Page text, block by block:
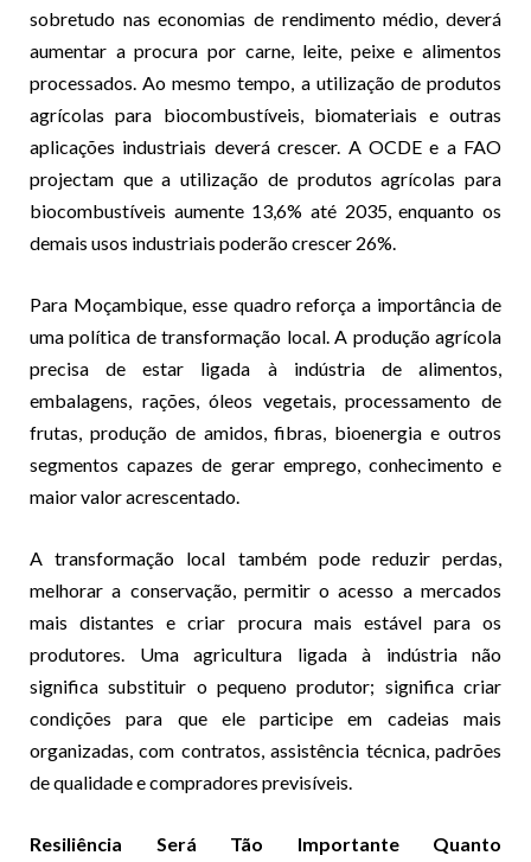
sobretudo nas economias de rendimento médio, deverá
aumentar a procura por carne, leite, peixe e alimentos
processados. Ao mesmo tempo, a utilização de produtos
agrícolas para biocombustíveis, biomateriais e outras
aplicações industriais deverá crescer. A OCDE e a FAO
projectam que a utilização de produtos agrícolas para
biocombustíveis aumente 13,6% até 2035, enquanto os
demais usos industriais poderão crescer 26%.
Para Moçambique, esse quadro reforça a importância de
uma política de transformação local. A produção agrícola
precisa de estar ligada à indústria de alimentos,
embalagens, rações, óleos vegetais, processamento de
frutas, produção de amidos, fibras, bioenergia e outros
segmentos capazes de gerar emprego, conhecimento e
maior valor acrescentado.
A transformação local também pode reduzir perdas,
melhorar a conservação, permitir o acesso a mercados
mais distantes e criar procura mais estável para os
produtores. Uma agricultura ligada à indústria não
significa substituir o pequeno produtor; significa criar
condições para que ele participe em cadeias mais
organizadas, com contratos, assistência técnica, padrões
de qualidade e compradores previsíveis.
Resiliência Será Tão Importante Quanto